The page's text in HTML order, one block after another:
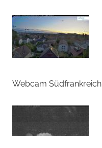
Webcam Südfrankreich